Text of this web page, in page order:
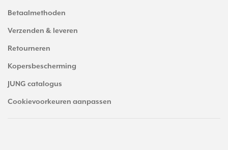
Betaalmethoden
Verzenden & leveren
Retourneren
Kopersbescherming
JUNG catalogus
Cookievoorkeuren aanpassen